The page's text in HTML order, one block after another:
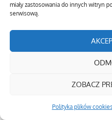
miały zastosowania do innych witryn
serwisową.
ZOBACZ
Polityka plików cookies